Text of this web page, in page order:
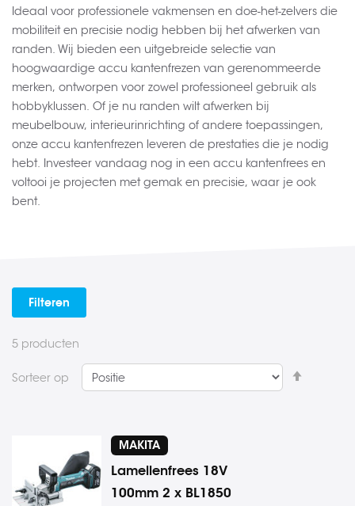
Ideaal voor professionele vakmensen en doe-het-zelvers die
mobiliteit en precisie nodig hebben bij het afwerken van
randen. Wij bieden een uitgebreide selectie van
hoogwaardige accu kantenfrezen van gerenommeerde
merken, ontworpen voor zowel professioneel gebruik als
hobbyklussen. Of je nu randen wilt afwerken bij
meubelbouw, interieurinrichting of andere toepassingen,
onze accu kantenfrezen leveren de prestaties die je nodig
hebt. Investeer vandaag nog in een accu kantenfrees en
voltooi je projecten met gemak en precisie, waar je ook
bent.
5 producten
Sorteer op
MAKITA
Lamellenfrees 18V
100mm 2 x BL1850
Filteren